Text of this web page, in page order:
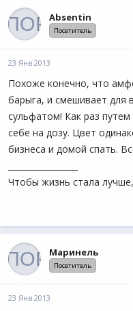
Absentin
Посетитель
23 Янв 2013
Похоже конечно, что
барыга, и смешивает для
сульфатом! Как раз
себе на дозу. Цвет
бизнеса и домой спать.
Чтобы жизнь стала
Маринель
Посетитель
23 Янв 2013